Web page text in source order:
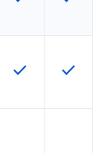
disponible en
está
Esta función
check Esta
check